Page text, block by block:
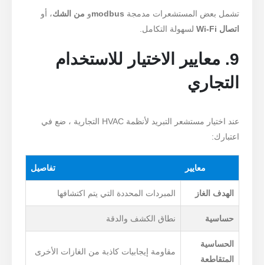
تشمل بعض المستشعرات مدمجة modbusو من الشك، أو
اتصال Wi-Fi
لسهولة التكامل.
9. معايير الاختيار للاستخدام
التجاري
عند اختيار مستشعر التبريد لأنظمة HVAC التجارية ، ضع في
اعتبارك:
معايير تفاصيل
الهدف الغاز المبردات المحددة التي يتم اكتشافها
حساسية نطاق الكشف والدقة
الحساسية
المتقاطعة
مقاومة إيجابيات كاذبة من الغازات الأخرى